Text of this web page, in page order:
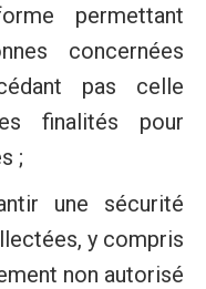
permettant
concernées
pas celle
finalités pour
;
une sécurité
y compris
non autorisé